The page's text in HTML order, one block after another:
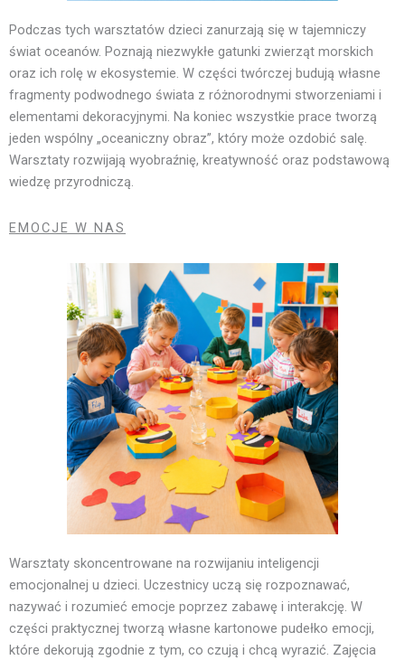
Podczas tych warsztatów dzieci zanurzają się w tajemniczy
świat oceanów. Poznają niezwykłe gatunki zwierząt morskich
oraz ich rolę w ekosystemie. W części twórczej budują własne
fragmenty podwodnego świata z różnorodnymi stworzeniami i
elementami dekoracyjnymi. Na koniec wszystkie prace tworzą
jeden wspólny „oceaniczny obraz”, który może ozdobić salę.
Warsztaty rozwijają wyobraźnię, kreatywność oraz podstawową
wiedzę przyrodniczą.
EMOCJE W NAS
Warsztaty skoncentrowane na rozwijaniu inteligencji
emocjonalnej u dzieci. Uczestnicy uczą się rozpoznawać,
nazywać i rozumieć emocje poprzez zabawę i interakcję. W
części praktycznej tworzą własne kartonowe pudełko emocji,
które dekorują zgodnie z tym, co czują i chcą wyrazić. Zajęcia